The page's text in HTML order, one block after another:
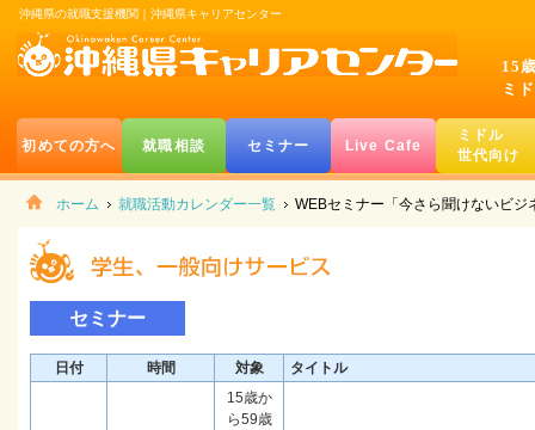
沖縄県の就職支援機関｜沖縄県キャリアセンター
15
ミ
初めての方へ 就職相談 セミナー Live Cafe
ミドル
世代向け
ホーム 就職活動カレンダー一覧 WEBセミナー「今さら聞けないビジ
セミナー
日付 時間 対象 タイトル
15歳か
ら59歳